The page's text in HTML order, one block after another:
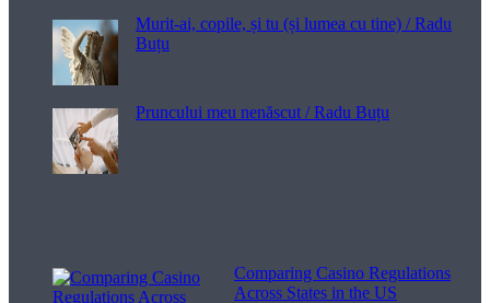
Murit-ai, copile, și tu (și lumea cu tine) / Radu
Buțu
Pruncului meu nenăscut / Radu Buțu
Comparing Casino Regulations
Across States in the US